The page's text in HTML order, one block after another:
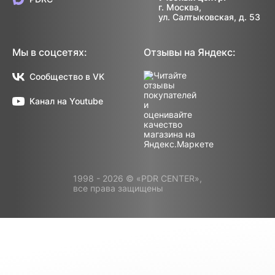
г. Москва,
ул. Салтыковская, д. 53
Мы в соцсетях:
Сообщество в VK
Канал на Youtube
Отзывы на Яндекс:
1998 - 2026 © «PDR CENTER»,
все права защищены